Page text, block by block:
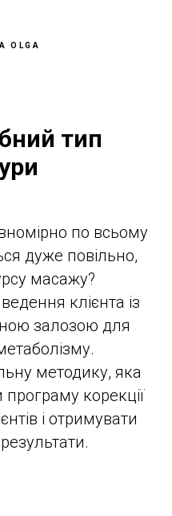
OLGA
тип
по всьому
дуже повільно,
масажу?
клієнта із
залозою для
методику, яка
корекції
і отримувати